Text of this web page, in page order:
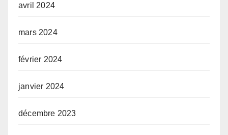
avril 2024
mars 2024
février 2024
janvier 2024
décembre 2023